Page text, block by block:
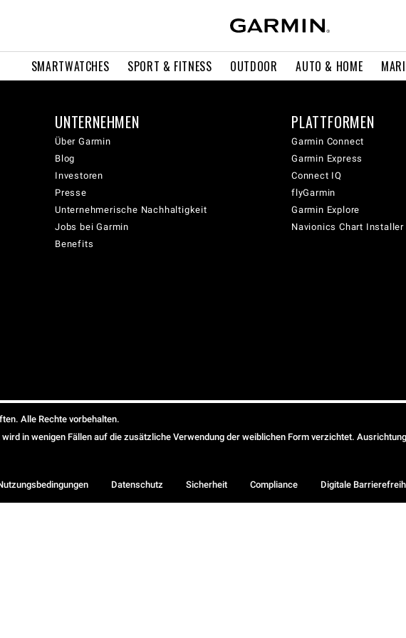
SMARTWATCHES SPORT & FITNESS OUTDOOR AUTO & HOME
UNTERNEHMEN
Über Garmin
Blog
Investoren
Presse
Unternehmerische Nachhaltigkeit
Jobs bei Garmin
Benefits
PLATTFORMEN
Garmin Connect
Garmin Express
Connect IQ
flyGarmin
Garmin Explore
Navionics Chart Installer
Alle Rechte vorbehalten.
in wenigen Fällen auf die zusätzliche Verwendung der weiblichen Form verzichtet.
Datenschutz Sicherheit Compliance Digitale